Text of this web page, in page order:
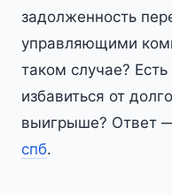
задолженность
управляющими
таком случае?
избавиться от
выигрыше? Ответ
спб.